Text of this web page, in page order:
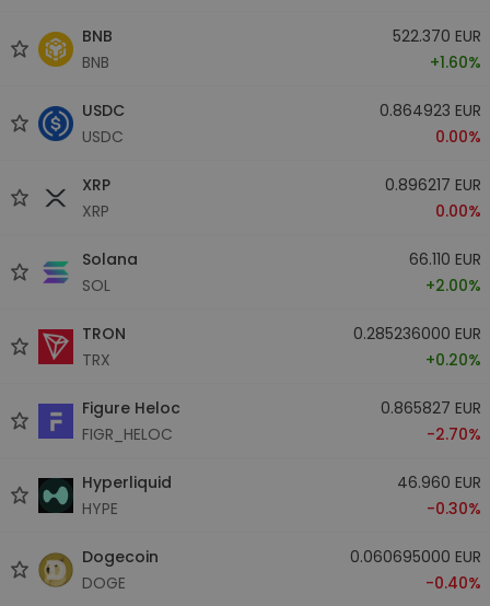
BNB
BNB
522.370 EUR
+1.60%
USDC
USDC
0.864923 EUR
0.00%
XRP
XRP
0.896217 EUR
0.00%
Solana
SOL
66.110 EUR
+2.00%
TRON
TRX
0.285236000 EUR
+0.20%
Figure Heloc
FIGR_HELOC
0.865827 EUR
-2.70%
Hyperliquid
HYPE
46.960 EUR
-0.30%
Dogecoin
DOGE
0.060695000 EUR
-0.40%